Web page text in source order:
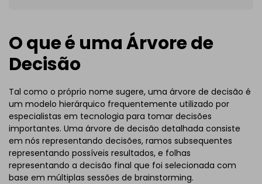
O que é uma Árvore de
Decisão
Tal como o próprio nome sugere, uma árvore de decisão é
um modelo hierárquico frequentemente utilizado por
especialistas em tecnologia para tomar decisões
importantes. Uma árvore de decisão detalhada consiste
em nós representando decisões, ramos subsequentes
representando possíveis resultados, e folhas
representando a decisão final que foi selecionada com
base em múltiplas sessões de brainstorming.